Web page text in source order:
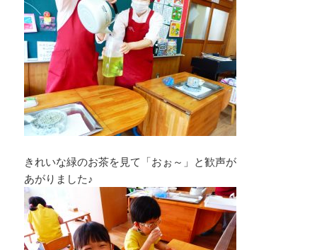
きれいな緑のお茶を見て「おぉ～」と歓声が
あがりました♪